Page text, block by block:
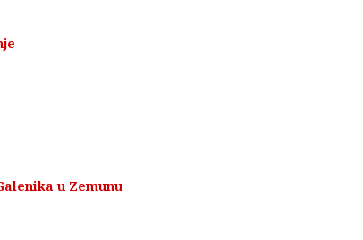
u Zemunu